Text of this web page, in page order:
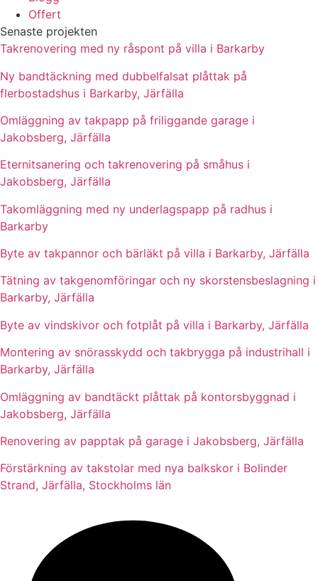
Offert
Senaste projekten
Takrenovering med ny råspont på villa i Barkarby
Ny bandtäckning med dubbelfalsat plåttak på
flerbostadshus i Barkarby, Järfälla
Omläggning av takpapp på friliggande garage i
Jakobsberg, Järfälla
Eternitsanering och takrenovering på småhus i
Jakobsberg, Järfälla
Takomläggning med ny underlagspapp på radhus i
Barkarby
Byte av takpannor och bärläkt på villa i Barkarby, Järfälla
Tätning av takgenomföringar och ny skorstensbeslagning i
Barkarby, Järfälla
Byte av vindskivor och fotplåt på villa i Barkarby, Järfälla
Montering av snörasskydd och takbrygga på industrihall i
Barkarby, Järfälla
Omläggning av bandtäckt plåttak på kontorsbyggnad i
Jakobsberg, Järfälla
Renovering av papptak på garage i Jakobsberg, Järfälla
Förstärkning av takstolar med nya balkskor i Bolinder
Strand, Järfälla, Stockholms län